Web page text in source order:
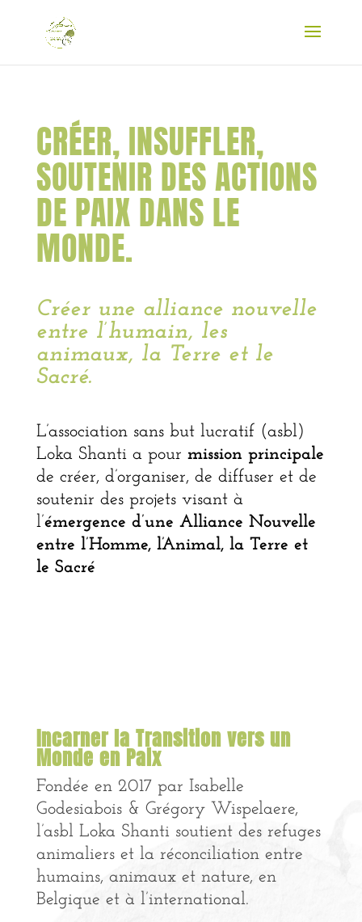
CRÉER, INSUFFLER,
SOUTENIR DES ACTIONS
DE PAIX DANS LE
MONDE.
Créer une alliance nouvelle
entre l’humain, les
animaux, la Terre et le
Sacré.
L’association sans but lucratif (asbl)
Loka Shanti a pour mission principale
de créer, d’organiser, de diffuser et de
soutenir des projets visant à
l’émergence d’une Alliance Nouvelle
entre l’Homme, l’Animal, la Terre et
le Sacré
Incarner la Transition vers un
Monde en Paix
Fondée en 2017 par Isabelle
Godesiabois & Grégory Wispelaere,
l’asbl Loka Shanti soutient des refuges
animaliers et la réconciliation entre
humains, animaux et nature, en
Belgique et à l’international.